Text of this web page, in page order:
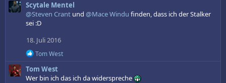
Scytale Mentel
@Steven Crant und @Mace Windu finden, dass ich der Stalker
sei :D
18. Juli 2016
R
e
a
k
Tom West
Tom West
Wer bin ich das ich da widerspreche